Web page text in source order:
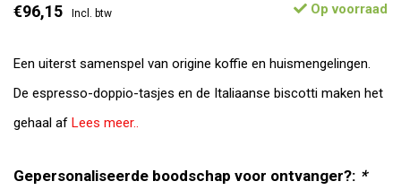
€96,15 Incl. btw Op voorraad
Een uiterst samenspel van origine koffie en huismengelingen.
De espresso-doppio-tasjes en de Italiaanse biscotti maken het
gehaal af Lees meer..
Gepersonaliseerde boodschap voor ontvanger?: *